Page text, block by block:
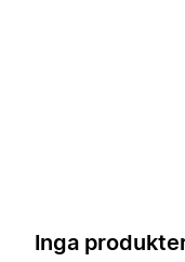
Inga